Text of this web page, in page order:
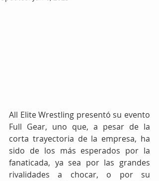
All Elite Wrestling presentó su evento
Full Gear, uno que, a pesar de la
corta trayectoria de la empresa, ha
sido de los más esperados por la
fanaticada, ya sea por las grandes
rivalidades a chocar, o por su